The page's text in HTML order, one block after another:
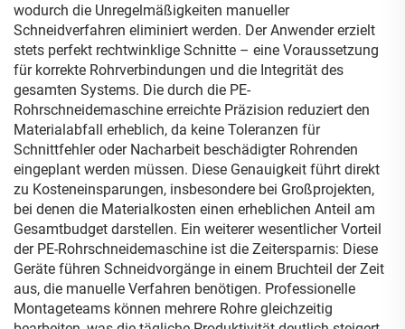
wodurch die Unregelmäßigkeiten manueller
Schneidverfahren eliminiert werden. Der Anwender erzielt
stets perfekt rechtwinklige Schnitte – eine Voraussetzung
für korrekte Rohrverbindungen und die Integrität des
gesamten Systems. Die durch die PE-
Rohrschneidemaschine erreichte Präzision reduziert den
Materialabfall erheblich, da keine Toleranzen für
Schnittfehler oder Nacharbeit beschädigter Rohrenden
eingeplant werden müssen. Diese Genauigkeit führt direkt
zu Kosteneinsparungen, insbesondere bei Großprojekten,
bei denen die Materialkosten einen erheblichen Anteil am
Gesamtbudget darstellen. Ein weiterer wesentlicher Vorteil
der PE-Rohrschneidemaschine ist die Zeitersparnis: Diese
Geräte führen Schneidvorgänge in einem Bruchteil der Zeit
aus, die manuelle Verfahren benötigen. Professionelle
Montageteams können mehrere Rohre gleichzeitig